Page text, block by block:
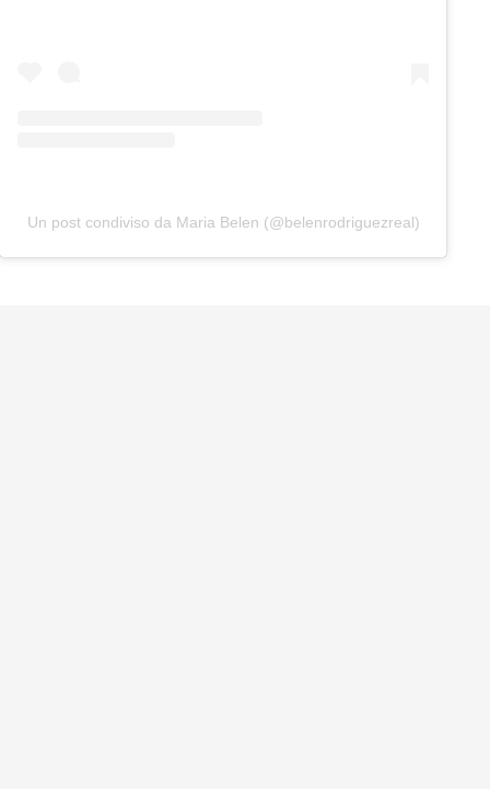
Un post condiviso da Maria Belen (@belenrodriguezreal)